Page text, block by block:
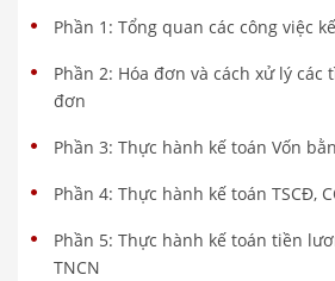
Phần 1: Tổng quan các công việc
Phần 2: Hóa đơn và cách xử lý các
đơn
Phần 3: Thực hành kế toán Vốn
Phần 4: Thực hành kế toán TSCĐ,
Phần 5: Thực hành kế toán tiền
TNCN